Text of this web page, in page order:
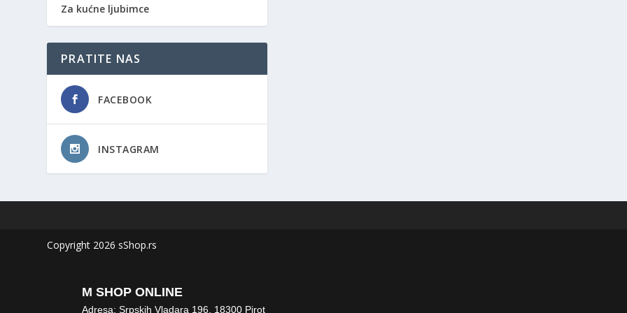
Za kućne ljubimce
PRATITE NAS
FACEBOOK
INSTAGRAM
Copyright 2026 sShop.rs
M SHOP ONLINE
Adresa: Srpskih Vladara 196, 18300 Pirot